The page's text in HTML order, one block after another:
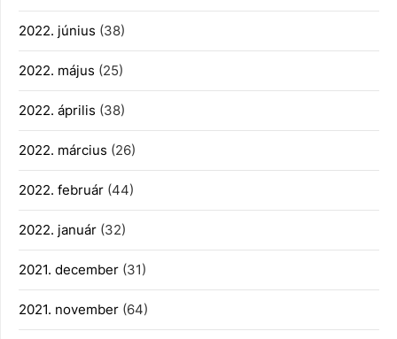
2022. június (38)
2022. május (25)
2022. április (38)
2022. március (26)
2022. február (44)
2022. január (32)
2021. december (31)
2021. november (64)